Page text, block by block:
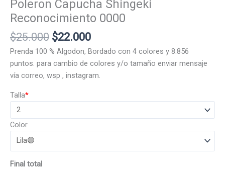
Poleron Capucha Shingeki
Reconocimiento 0000
$25.000 El
precio
original
era:
$22.000El
precio
actual
es:
Prenda 100 % Algodon, Bordado con 4 colores y 8.856
puntos. para cambio de colores y/o tamaño enviar mensaje
vía correo, wsp , instagram.
*
Talla
Color
Final total